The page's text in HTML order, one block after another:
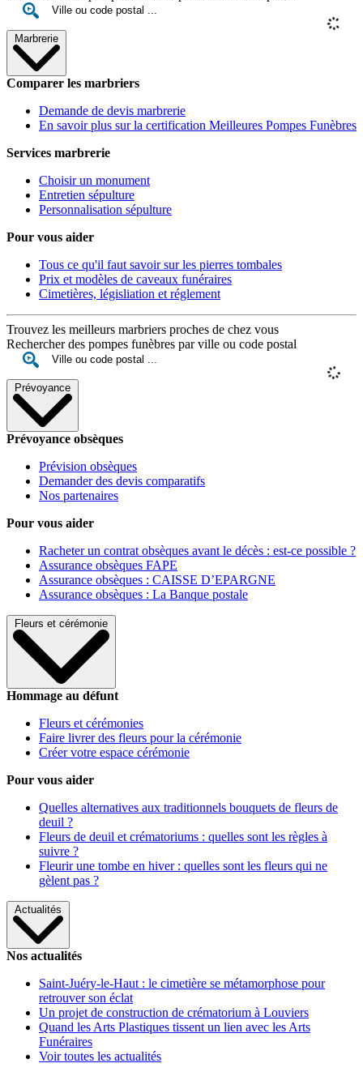
Marbrerie
Comparer les marbriers
Demande de devis marbrerie
En savoir plus sur la certification Meilleures Pompes Funèbres
Services marbrerie
Choisir un monument
Entretien sépulture
Personnalisation sépulture
Pour vous aider
Tous ce qu'il faut savoir sur les pierres tombales
Prix et modèles de caveaux funéraires
Cimetières, législiation et réglement
Trouvez les meilleurs marbriers proches de chez vous
Rechercher des pompes funèbres par ville ou code postal
Prévoyance
Prévoyance obsèques
Prévision obsèques
Demander des devis comparatifs
Nos partenaires
Pour vous aider
Racheter un contrat obsèques avant le décès : est-ce possible ?
Assurance obsèques FAPE
Assurance obsèques : CAISSE D’EPARGNE
Assurance obsèques : La Banque postale
Fleurs et cérémonie
Hommage au défunt
Fleurs et cérémonies
Faire livrer des fleurs pour la cérémonie
Créer votre espace cérémonie
Pour vous aider
Quelles alternatives aux traditionnels bouquets de fleurs de
deuil ?
Fleurs de deuil et crématoriums : quelles sont les règles à
suivre ?
Fleurir une tombe en hiver : quelles sont les fleurs qui ne
gèlent pas ?
Actualités
Nos actualités
Saint-Juéry-le-Haut : le cimetière se métamorphose pour
retrouver son éclat
Un projet de construction de crématorium à Louviers
Quand les Arts Plastiques tissent un lien avec les Arts
Funéraires
Voir toutes les actualités